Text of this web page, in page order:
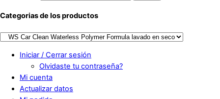
Categorias de los productos
Iniciar / Cerrar sesión
Olvidaste tu contraseña?
Mi cuenta
Actualizar datos